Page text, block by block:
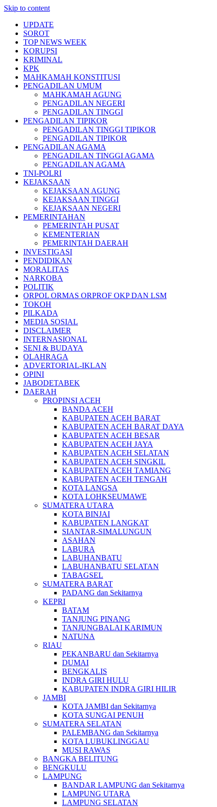
Skip to content
UPDATE
SOROT
TOP NEWS WEEK
KORUPSI
KRIMINAL
KPK
MAHKAMAH KONSTITUSI
PENGADILAN UMUM
MAHKAMAH AGUNG
PENGADILAN NEGERI
PENGADILAN TINGGI
PENGADILAN TIPIKOR
PENGADILAN TINGGI TIPIKOR
PENGADILAN TIPIKOR
PENGADILAN AGAMA
PENGADILAN TINGGI AGAMA
PENGADILAN AGAMA
TNI-POLRI
KEJAKSAAN
KEJAKSAAN AGUNG
KEJAKSAAN TINGGI
KEJAKSAAN NEGERI
PEMERINTAHAN
PEMERINTAH PUSAT
KEMENTERIAN
PEMERINTAH DAERAH
INVESTIGASI
PENDIDIKAN
MORALITAS
NARKOBA
POLITIK
ORPOL ORMAS ORPROF OKP DAN LSM
TOKOH
PILKADA
MEDIA SOSIAL
DISCLAIMER
INTERNASIONAL
SENI & BUDAYA
OLAHRAGA
ADVERTORIAL-IKLAN
OPINI
JABODETABEK
DAERAH
PROPINSI ACEH
BANDA ACEH
KABUPATEN ACEH BARAT
KABUPATEN ACEH BARAT DAYA
KABUPATEN ACEH BESAR
KABUPATEN ACEH JAYA
KABUPATEN ACEH SELATAN
KABUPATEN ACEH SINGKIL
KABUPATEN ACEH TAMIANG
KABUPATEN ACEH TENGAH
KOTA LANGSA
KOTA LOHKSEUMAWE
SUMATERA UTARA
KOTA BINJAI
KABUPATEN LANGKAT
SIANTAR-SIMALUNGUN
ASAHAN
LABURA
LABUHANBATU
LABUHANBATU SELATAN
TABAGSEL
SUMATERA BARAT
PADANG dan Sekitarnya
KEPRI
BATAM
TANJUNG PINANG
TANJUNGBALAI KARIMUN
NATUNA
RIAU
PEKANBARU dan Sekitarnya
DUMAI
BENGKALIS
INDRA GIRI HULU
KABUPATEN INDRA GIRI HILIR
JAMBI
KOTA JAMBI dan Sekitarnya
KOTA SUNGAI PENUH
SUMATERA SELATAN
PALEMBANG dan Sekitarnya
KOTA LUBUKLINGGAU
MUSI RAWAS
BANGKA BELITUNG
BENGKULU
LAMPUNG
BANDAR LAMPUNG dan Sekitarnya
LAMPUNG UTARA
LAMPUNG SELATAN